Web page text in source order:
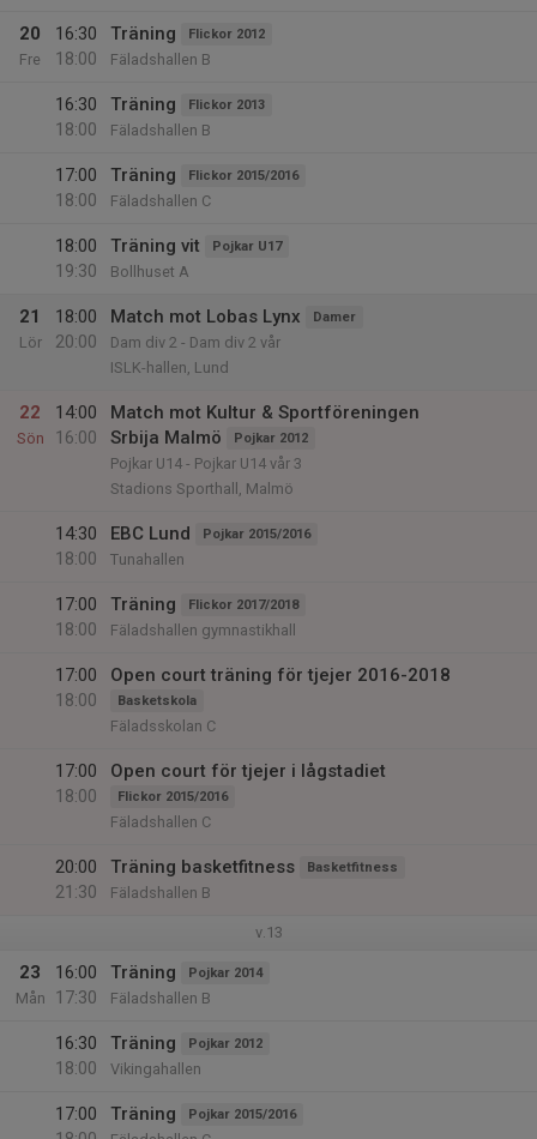
20
Fre
16:30
18:00
Träning Flickor 2012
Fäladshallen B
16:30
18:00
Träning Flickor 2013
Fäladshallen B
17:00
18:00
Träning Flickor 2015/2016
Fäladshallen C
18:00
19:30
Träning vit Pojkar U17
Bollhuset A
21
Lör
18:00
20:00
Match mot Lobas Lynx Damer
Dam div 2 - Dam div 2 vår
ISLK-hallen, Lund
22
Sön
14:00
16:00
Match mot Kultur & Sportföreningen
Srbija Malmö
Pojkar 2012
Pojkar U14 - Pojkar U14 vår 3
Stadions Sporthall, Malmö
14:30
18:00
EBC Lund Pojkar 2015/2016
Tunahallen
17:00
18:00
Träning Flickor 2017/2018
Fäladshallen gymnastikhall
17:00
18:00
Open court träning för tjejer 2016-2018
Basketskola
Fäladsskolan C
17:00
18:00
Open court för tjejer i lågstadiet
Flickor 2015/2016
Fäladshallen C
20:00
21:30
Träning basketfitness Basketfitness
Fäladshallen B
v.13
23
Mån
16:00
17:30
Träning Pojkar 2014
Fäladshallen B
16:30
18:00
Träning Pojkar 2012
Vikingahallen
17:00
Träning Pojkar 2015/2016